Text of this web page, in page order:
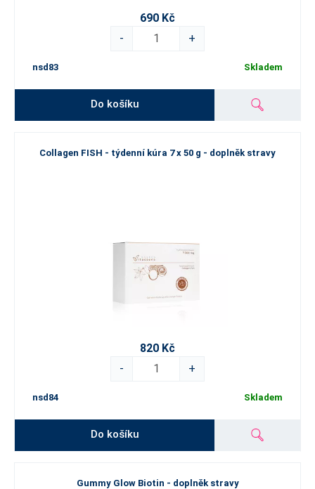
690 Kč
-
+
nsd83 Skladem
Do košíku
Collagen FISH - týdenní kúra 7 x 50 g - doplněk stravy
820 Kč
-
+
nsd84 Skladem
Do košíku
Gummy Glow Biotin - doplněk stravy